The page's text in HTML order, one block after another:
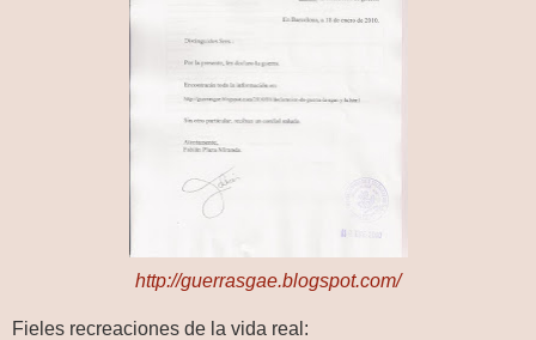
http://guerrasgae.blogspot.com/
Fieles recreaciones de la vida real: